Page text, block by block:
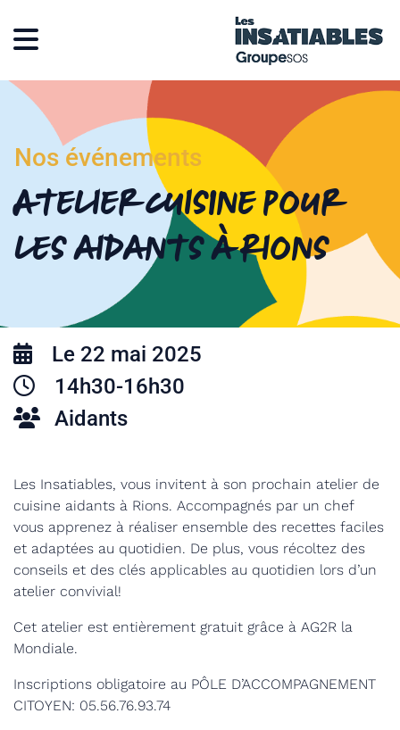
Nos événements
Atelier cuisine pour
les aidants à Rions
Le 22 mai 2025
14h30-16h30
Aidants
Les Insatiables, vous invitent à son prochain atelier de
cuisine aidants à Rions. Accompagnés par un chef
vous apprenez à réaliser ensemble des recettes faciles
et adaptées au quotidien. De plus, vous récoltez des
conseils et des clés applicables au quotidien lors d’un
atelier convivial!
Cet atelier est entièrement gratuit grâce à AG2R la
Mondiale.
Inscriptions obligatoire au PÔLE D’ACCOMPAGNEMENT
CITOYEN: 05.56.76.93.74